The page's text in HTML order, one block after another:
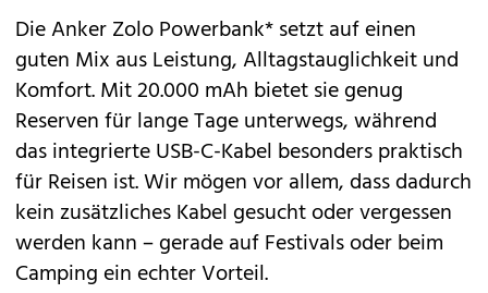
Die Anker Zolo Powerbank* setzt auf einen
guten Mix aus Leistung, Alltagstauglichkeit und
Komfort. Mit 20.000 mAh bietet sie genug
Reserven für lange Tage unterwegs, während
das integrierte USB-C-Kabel besonders praktisch
für Reisen ist. Wir mögen vor allem, dass dadurch
kein zusätzliches Kabel gesucht oder vergessen
werden kann – gerade auf Festivals oder beim
Camping ein echter Vorteil.